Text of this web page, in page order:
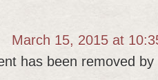
March 15, 2015 at
has been removed